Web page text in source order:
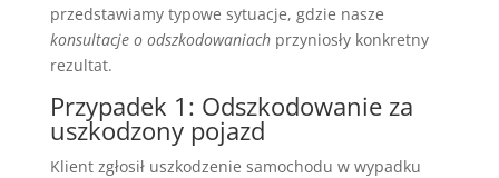
przedstawiamy typowe sytuacje, gdzie nasze
konsultacje o odszkodowaniachprzyniosły konkretny
rezultat.
Przypadek 1: Odszkodowanie za
uszkodzony pojazd
Klient zgłosił uszkodzenie samochodu w wypadku